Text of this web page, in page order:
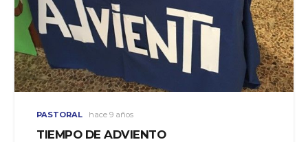
PASTORAL hace 9 años
TIEMPO DE ADVIENTO